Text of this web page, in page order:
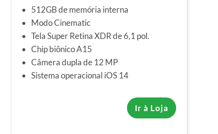
512GB de memória interna
Modo Cinematic
Tela Super Retina XDR de 6,1 pol.
Chip biônico A15
Câmera dupla de 12 MP
Sistema operacional iOS 14
Ir à Loja